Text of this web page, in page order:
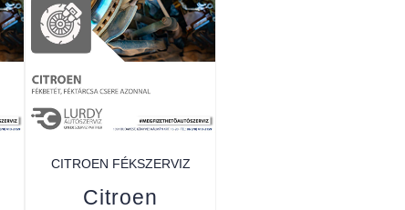
CITROEN FÉKSZERVIZ
Citroen